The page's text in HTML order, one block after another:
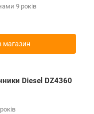
9 років
магазин
Diesel DZ4360